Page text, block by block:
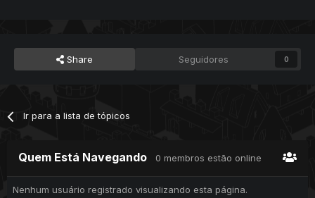
Share Seguidores 0
Ir para a lista de tópicos
Quem Está Navegando 0 membros estão online
Nenhum usuário registrado visualizando esta página.